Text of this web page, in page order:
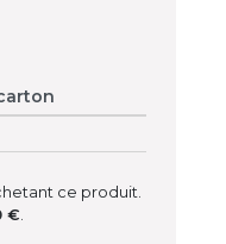
ce produit.
€.